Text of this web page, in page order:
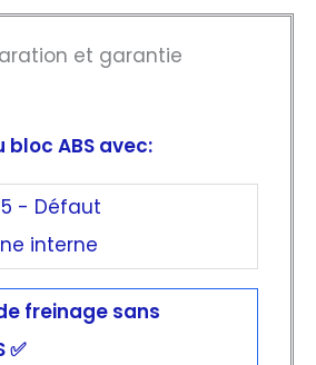
et garantie
ABS avec:
- Défaut
interne
freinage sans